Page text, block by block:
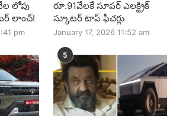
లోపు
లాంచ్!
pm
రూ.91వేలకే సూపర్ ఎలక్ట్రిక్
స్కూటర్ టాప్ ఫీచర్లు
January 17, 2026 11:52 am
5